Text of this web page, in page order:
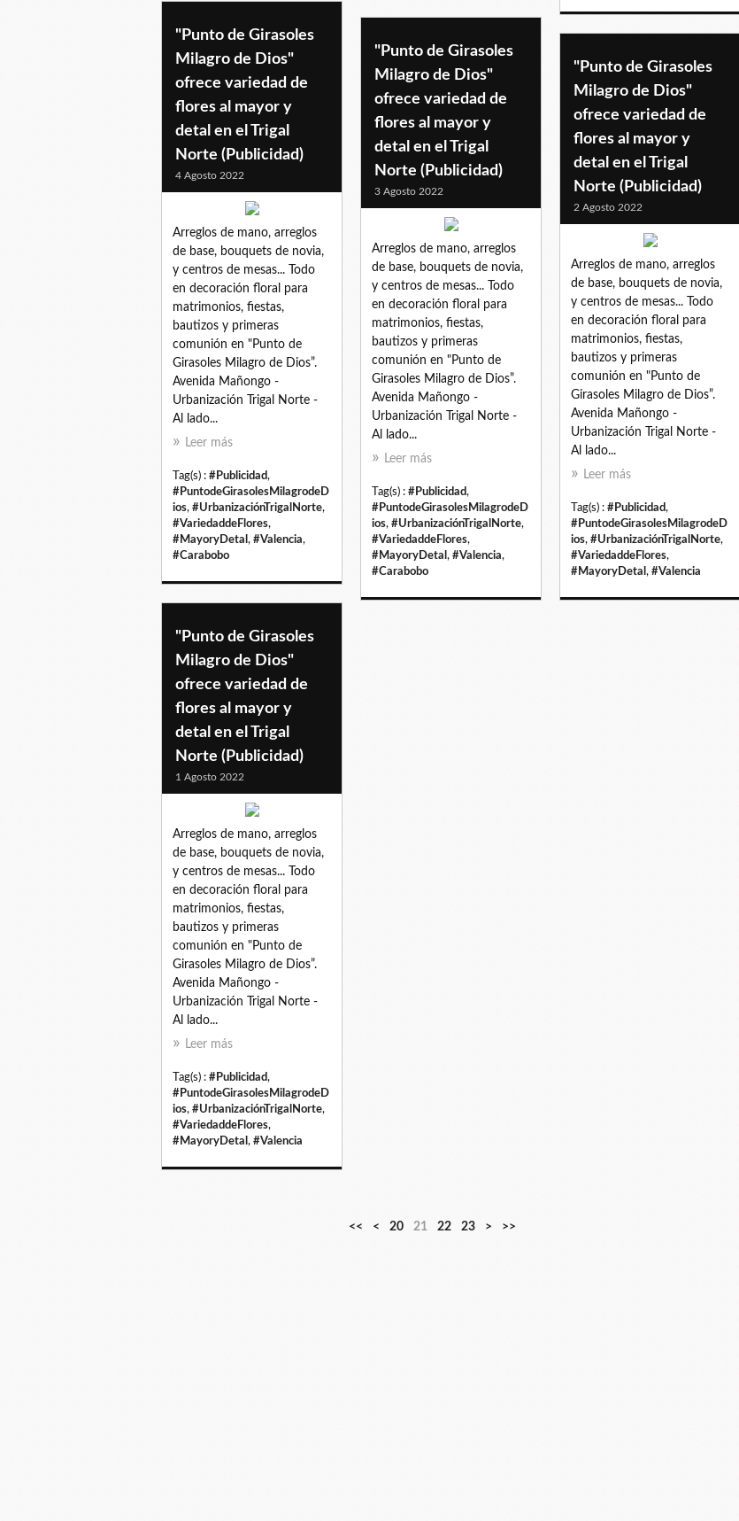
"Punto de Girasoles
Milagro de Dios"
ofrece variedad de
flores al mayor y
detal en el Trigal
Norte (Publicidad)
4 Agosto 2022
Arreglos de mano, arreglos
de base, bouquets de novia,
y centros de mesas... Todo
en decoración floral para
matrimonios, fiestas,
bautizos y primeras
comunión en "Punto de
Girasoles Milagro de Dios”.
Avenida Mañongo -
Urbanización Trigal Norte -
Al lado...
Leer más
Tag(s) : #Publicidad,
#PuntodeGirasolesMilagrodeD
ios, #UrbanizaciónTrigalNorte,
#VariedaddeFlores,
#MayoryDetal , #Valencia,
#Carabobo
"Punto de Girasoles
Milagro de Dios"
ofrece variedad de
flores al mayor y
detal en el Trigal
Norte (Publicidad)
3 Agosto 2022
Arreglos de mano, arreglos
de base, bouquets de novia,
y centros de mesas... Todo
en decoración floral para
matrimonios, fiestas,
bautizos y primeras
comunión en "Punto de
Girasoles Milagro de Dios”.
Avenida Mañongo -
Urbanización Trigal Norte -
Al lado...
Leer más
Tag(s) : #Publicidad,
#PuntodeGirasolesMilagrodeD
ios, #UrbanizaciónTrigalNorte,
#VariedaddeFlores,
#MayoryDetal , #Valencia,
#Carabobo
"Punto de Girasoles
Milagro de Dios"
ofrece variedad de
flores al mayor y
detal en el Trigal
Norte (Publicidad)
2 Agosto 2022
Arreglos de mano, arreglos
de base, bouquets de novia,
y centros de mesas... Todo
en decoración floral para
matrimonios, fiestas,
bautizos y primeras
comunión en "Punto de
Girasoles Milagro de Dios”.
Avenida Mañongo -
Urbanización Trigal Norte -
Al lado...
Leer más
Tag(s) : #Publicidad,
#PuntodeGirasolesMilagrodeD
ios, #UrbanizaciónTrigalNorte,
#VariedaddeFlores,
#MayoryDetal , #Valencia
"Punto de Girasoles
Milagro de Dios"
ofrece variedad de
flores al mayor y
detal en el Trigal
Norte (Publicidad)
1 Agosto 2022
Arreglos de mano, arreglos
de base, bouquets de novia,
y centros de mesas... Todo
en decoración floral para
matrimonios, fiestas,
bautizos y primeras
comunión en "Punto de
Girasoles Milagro de Dios”.
Avenida Mañongo -
Urbanización Trigal Norte -
Al lado...
Leer más
Tag(s) : #Publicidad,
#PuntodeGirasolesMilagrodeD
ios, #UrbanizaciónTrigalNorte,
#VariedaddeFlores,
#MayoryDetal , #Valencia
<< <
1
20 21 22 23 > >>